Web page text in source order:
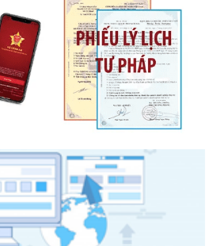
Danh mục thủ tục hành chính mới
bổ sung, bị bãi bỏ và phê duyệt
điện tử giải quyết thủ tục hành
thuộc phạm vi chức năng quản
tha
Danh mục thủ tục hành chính
phê duyệt Quy trình nội bộ, quy
tục hành chính trong lĩnh vực Du
năng quản lý của Sở Văn hóa, Thể